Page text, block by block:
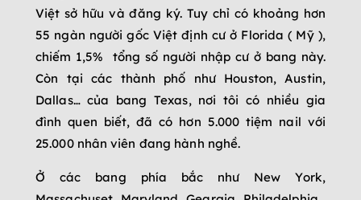
Việt sở hữu và đăng ký. Tuy chỉ có khoảng hơn
55 ngàn người gốc Việt định cư ở Florida ( Mỹ ),
chiếm 1,5% tổng số người nhập cư ở bang này.
Còn tại các thành phố như Houston, Austin,
Dallas… của bang Texas, nơi tôi có nhiều gia
đình quen biết, đã có hơn 5.000 tiệm nail với
25.000 nhân viên đang hành nghề.
Ở các bang phía bắc như New York,